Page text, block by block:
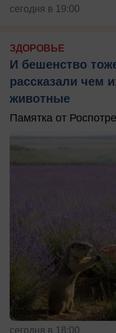
сегодня в 19:00
ЗДОРОВЬЕ
И бешенство
рассказали чем
животные
Памятка от
сегодня в 18:00